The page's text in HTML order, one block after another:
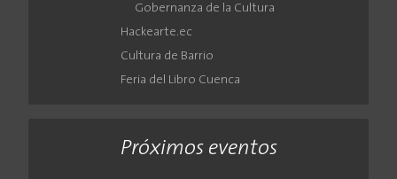
Gobernanza de la Cultura
Hackearte.ec
Cultura de Barrio
Feria del Libro Cuenca
Próximos eventos